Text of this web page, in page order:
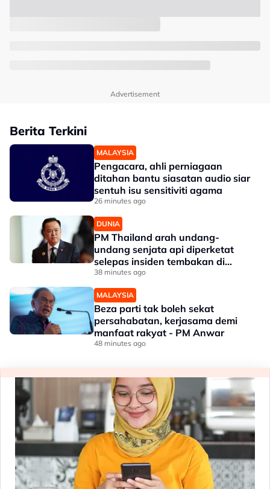
Advertisement
Berita Terkini
MALAYSIA
Pengacara, ahli perniagaan
ditahan bantu siasatan audio siar
sentuh isu sensitiviti agama
26 minutes ago
DUNIA
PM Thailand arah undang-
undang senjata api diperketat
selepas insiden tembakan di
sekolah
38 minutes ago
MALAYSIA
Beza parti tak boleh sekat
persahabatan, kerjasama demi
manfaat rakyat - PM Anwar
48 minutes ago